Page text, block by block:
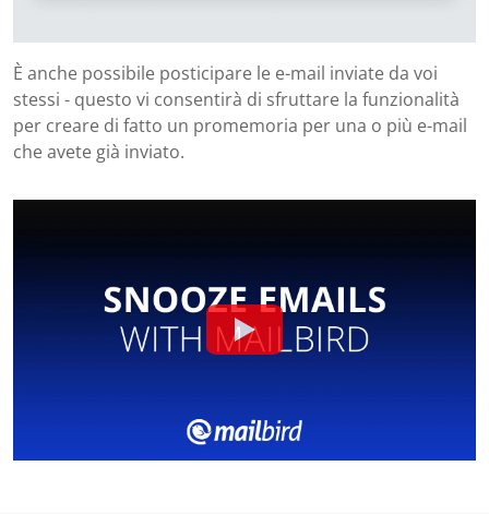
È anche possibile posticipare le e-mail inviate da voi
stessi - questo vi consentirà di sfruttare la funzionalità
per creare di fatto un promemoria per una o più e-mail
che avete già inviato.